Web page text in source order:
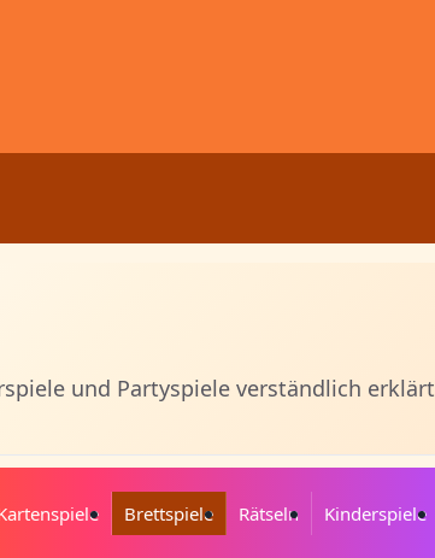
und Partyspiele verständlich erklärt
Brettspiele Rätseln Kinderspiele